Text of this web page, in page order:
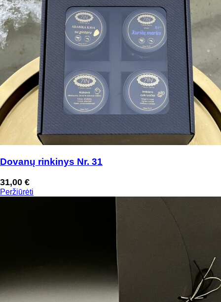
Dovanų rinkinys Nr. 31
31,00 €
Peržiūrėti